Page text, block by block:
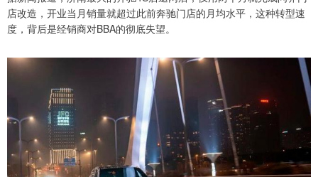
店改造，开业当月销量就超过此前奔驰门店的月均水平，这种转型速
度，背后是经销商对BBA的彻底失望。